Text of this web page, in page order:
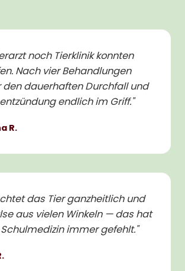
noch Tierklinik konnten
Nach vier Behandlungen
den dauerhaften Durchfall und
endlich im Griff."
R.
das Tier ganzheitlich und
aus vielen Winkeln — das hat
immer gefehlt."